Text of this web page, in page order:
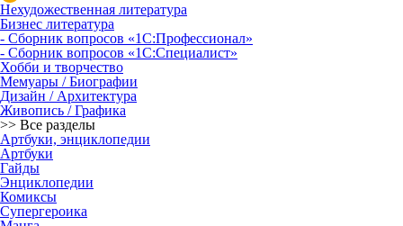
Нехудожественная литература
Бизнес литература
- Сборник вопросов «1С:Профессионал»
- Сборник вопросов «1С:Специалист»
Хобби и творчество
Мемуары / Биографии
Дизайн / Архитектура
Живопись / Графика
>> Все разделы
Артбуки, энциклопедии
Артбуки
Гайды
Энциклопедии
Комиксы
Супергероика